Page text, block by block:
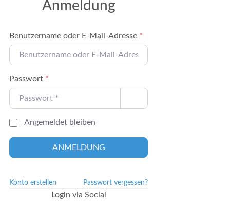
Anmeldung
Benutzername oder E-Mail-Adresse *
Passwort *
Angemeldet bleiben
ANMELDUNG
Konto erstellen Passwort vergessen?
Login via Social